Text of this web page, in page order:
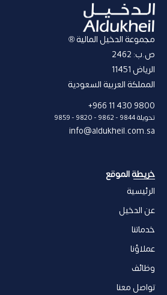
مجموعة الدخيل المالية ®
ص.ب: 2462
الریاض 11451
المملكة العربیة السعودیة
9800 430 11 966+
تحويلة 9844 - 9862 - 9820 - 9859
info@aldukheil.com.sa ​
خریطة الموقع
الرئيسية
عن الدخیل
خدماتنا
عملاؤنا
وظائف
تواصل معنا